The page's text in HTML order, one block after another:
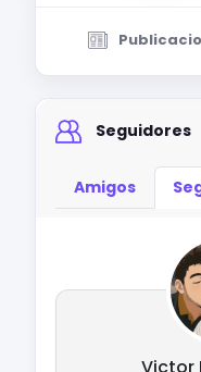
Seguidores
Amigos